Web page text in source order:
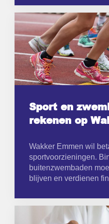
Sport en
rekenen op
Wakker Emmen wil
sportvoorzieningen.
buitenzwembaden
blijven en verdienen